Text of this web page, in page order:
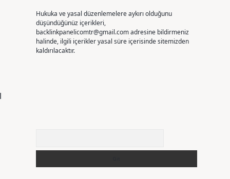
Hukuka ve yasal düzenlemelere aykırı olduğunu
düşündüğünüz içerikleri,
backlinkpanelicomtr@gmail.comadresine bildirmeniz
halinde, ilgili içerikler yasal süre içerisinde sitemizden
kaldırılacaktır.